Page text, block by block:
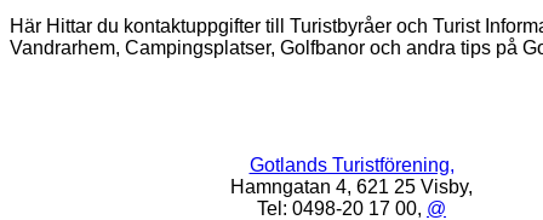
Här Hittar du kontaktuppgifter till Turistbyråer och Turist
Vandrarhem, Campingsplatser, Golfbanor och andra tips på
Gotlands Turistförening,
Hamngatan 4, 621 25 Visby,
Tel: 0498-20 17 00, @